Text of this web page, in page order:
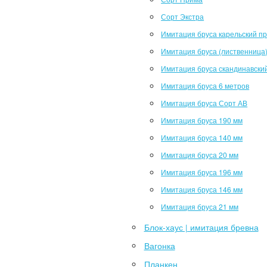
Сорт Экстра
Имитация бруса карельский
Имитация бруса (лиственница)
Имитация бруса
Имитация бруса 6 метров
Имитация бруса Сорт АВ
Имитация бруса 190 мм
Имитация бруса 140 мм
Имитация бруса 20 мм
Имитация бруса 196 мм
Имитация бруса 146 мм
Имитация бруса 21 мм
Блок-хаус | имитация бревна
Вагонка
Планкен